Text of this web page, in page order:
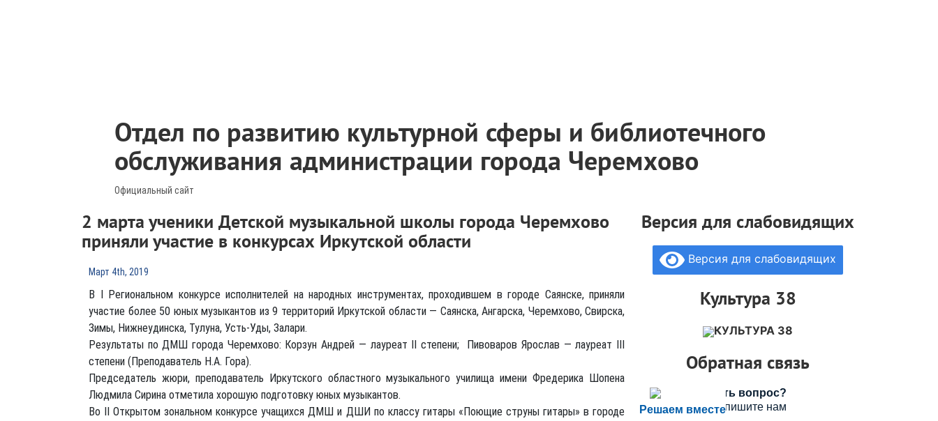
Отдел по развитию культурной сферы и библиотечного
обслуживания администрации города Черемхово
Официальный сайт
2 марта ученики Детской музыкальной школы города Черемхово
приняли участие в конкурсах Иркутской области
Март 4th, 2019
В I Региональном конкурсе исполнителей на народных инструментах, проходившем в городе Саянске, приняли
участие более 50 юных музыкантов из 9 территорий Иркутской области — Саянска, Ангарска, Черемхово, Свирска,
Зимы, Нижнеудинска, Тулуна, Усть-Уды, Залари.
Результаты по ДМШ города Черемхово: Корзун Андрей — лауреат II степени; Пивоваров Ярослав — лауреат III
степени (Преподаватель Н.А. Гора).
Председатель жюри, преподаватель Иркутского областного музыкального училища имени Фредерика Шопена
Людмила Сирина отметила хорошую подготовку юных музыкантов.
Во II Открытом зональном конкурсе учащихся ДМШ и ДШИ по классу гитары «Поющие струны гитары» в городе
Версия для слабовидящих
Версия для слабовидящих
Культура 38
КУЛЬТУРА 38
Обратная связь
Решаем вместе
Есть вопрос?
Напишите нам